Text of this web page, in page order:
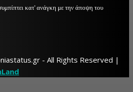
κατ' ανάγκη με την άποψη του
- All Rights Reserved |